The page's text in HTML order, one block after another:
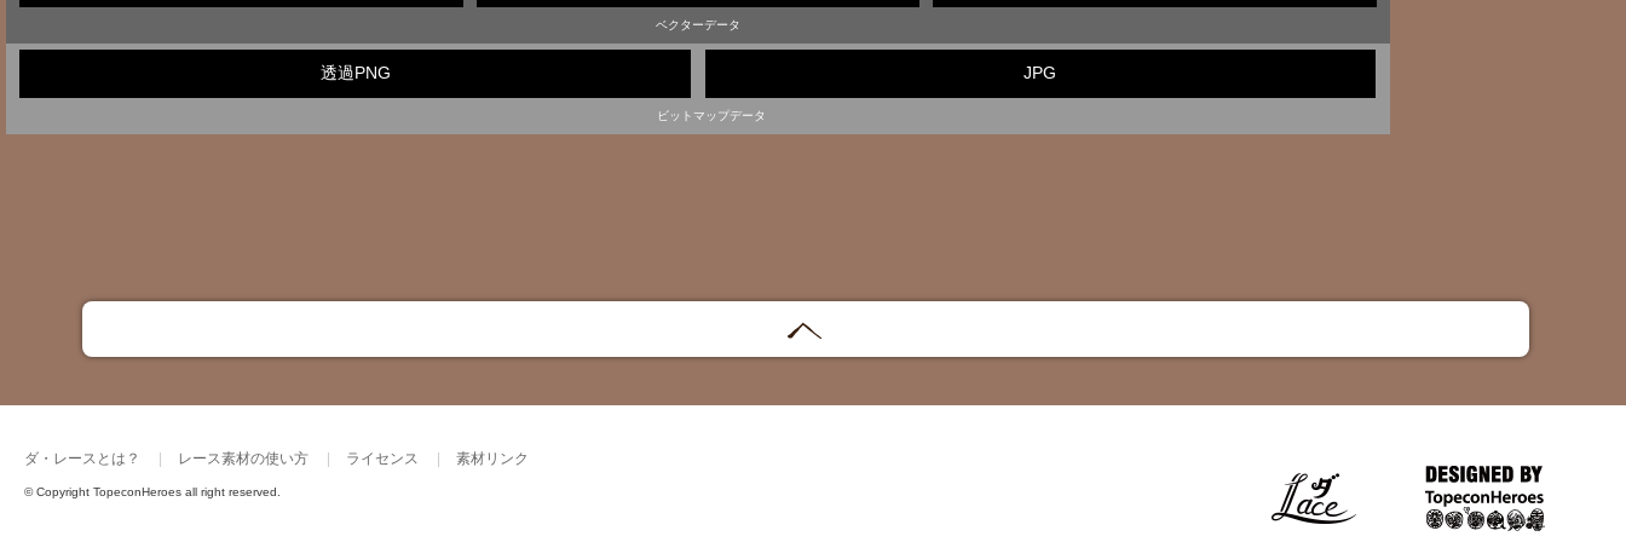
ベクターデータ
透過PNG JPG
ビットマップデータ
ダ・レースとは？ レース素材の使い方 ライセンス 素材リンク
© Copyright TopeconHeroes all right reserved.